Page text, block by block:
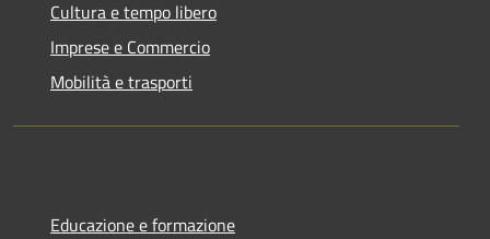
Cultura e tempo libero
Imprese e Commercio
Mobilità e trasporti
Educazione e formazione